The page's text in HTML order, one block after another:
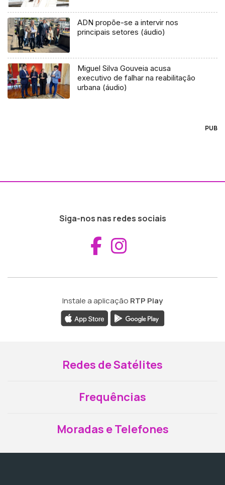
ADN propõe-se a intervir nos
principais setores (áudio)
Miguel Silva Gouveia acusa
executivo de falhar na reabilitação
urbana (áudio)
PUB
Siga-nos nas redes sociais
Aceder ao
Instale a aplicação RTP Play
Redes de Satélites
Frequências
Moradas e Telefones